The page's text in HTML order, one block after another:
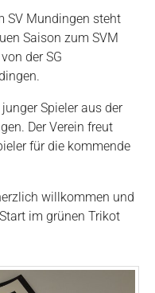
SV Mundingen steht
Saison zum SVM
der SG
Spieler aus der
Der Verein freut
für die kommende
willkommen und
im grünen Trikot